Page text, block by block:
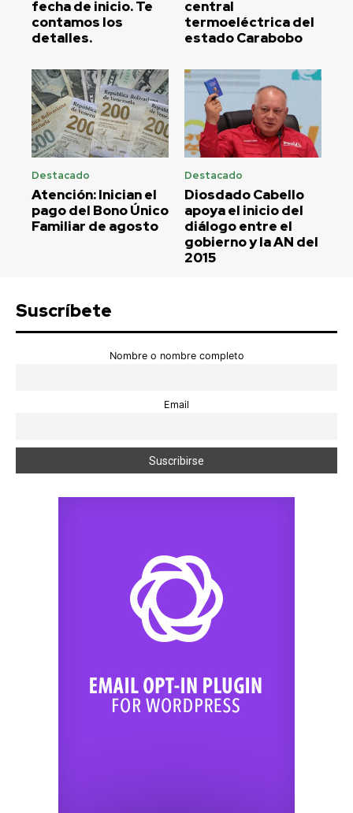
fecha de inicio. Te
contamos los
detalles.
central
termoeléctrica del
estado Carabobo
Destacado
Atención: Inician el
pago del Bono Único
Familiar de agosto
Destacado
Diosdado Cabello
apoya el inicio del
diálogo entre el
gobierno y la AN del
2015
Suscríbete
Nombre o nombre completo
Email